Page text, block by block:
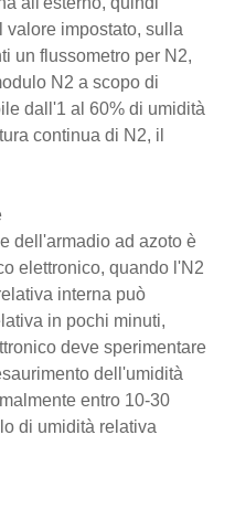
valore impostato, sulla
un flussometro per N2,
N2 a scopo di
dall'1 al 60% di umidità
continua di N2, il
dell'armadio ad azoto è
elettronico, quando l'N2
interna può
in pochi minuti,
deve sperimentare
dell'umidità
entro 10-30
di umidità relativa